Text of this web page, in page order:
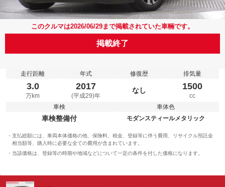
このクルマは2026/06/29まで掲載されていた車輛です。
掲載終了
走行距離
3.0
万km
年式
2017
(平成29)年
修復歴
なし
排気量
1500
cc
車検
車検整備付
車体色
モダンスティールメタリック
支払総額には、車両本体価格の他、保険料、税金、登録等に伴う費用、リサイクル預託金
相当額等、購入時に必要な全ての費用が含まれています。
当該価格は、登録等の時期や地域などについて一定の条件を付した価格になります。